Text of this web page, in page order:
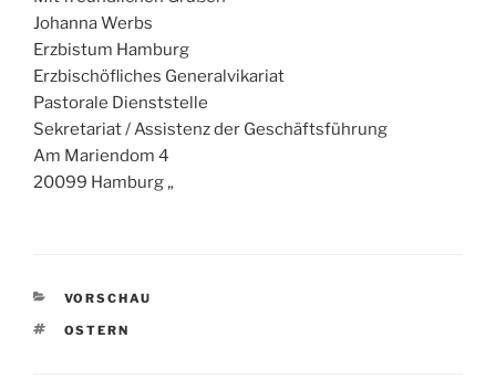
Johanna Werbs
Erzbistum Hamburg
Erzbischöfliches Generalvikariat
Pastorale Dienststelle
Sekretariat / Assistenz der Geschäftsführung
Am Mariendom 4
20099 Hamburg „
KATEGORIEN
VORSCHAU
SCHLAGWÖRTER
OSTERN